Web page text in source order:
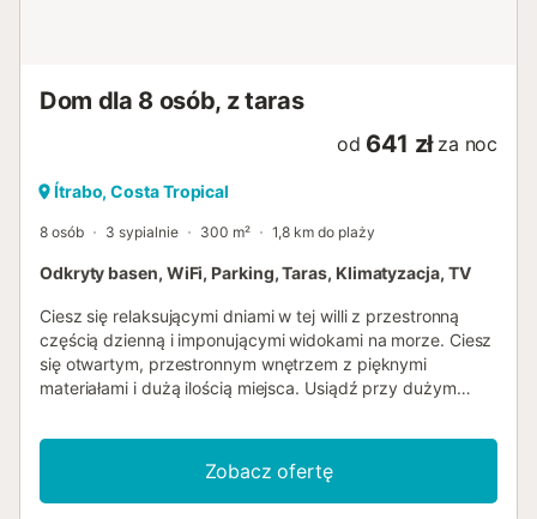
Dom dla 8 osób, z taras
od 641 zł za noc
Ítrabo, Costa Tropical
8 osób 3 sypialnie 300 m² 1,8 km do plaży
Odkryty basen, WiFi, Parking, Taras, Klimatyzacja, TV
Ciesz się relaksującymi dniami w tej willi z przestronną
częścią dzienną i imponującymi widokami na morze. Ciesz
się otwartym, przestronnym wnętrzem z pięknymi
materiałami i dużą ilością miejsca. Usiądź przy dużym
Kuchnia z szerokim blatem jest funkcjonalnie wyposażona
i zachęca do wspólnego gotowania. Drewniane belki,
cegła i elementy z naturalnego kamienia tworzą
przyjemną, śródziemnomorską atmosferę. Wyjdź na
Zobacz ofertę